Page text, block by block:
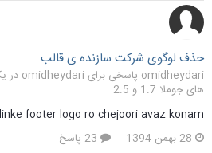
حذف لوگوی شرکت سازنده ی قالب
omidheydari پاسخی برای omidheydari در یک موضوع ارسال کرد در
های جوملا 1.7 و 2.5
footer logo ro chejoori avaz konam?
28 بهمن 1394